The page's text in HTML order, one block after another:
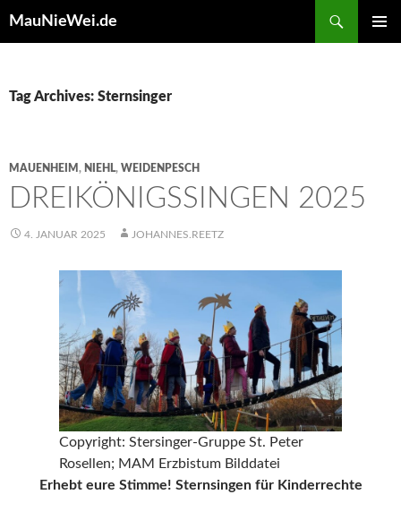
MauNieWei.de
Tag Archives: Sternsinger
MAUENHEIM , NIEHL, WEIDENPESCH
DREIKÖNIGSSINGEN 2025
4. JANUAR 2025 JOHANNES.REETZ
Copyright: Stersinger-Gruppe St. Peter
Rosellen; MAM Erzbistum Bilddatei
Erhebt eure Stimme! Sternsingen für Kinderrechte